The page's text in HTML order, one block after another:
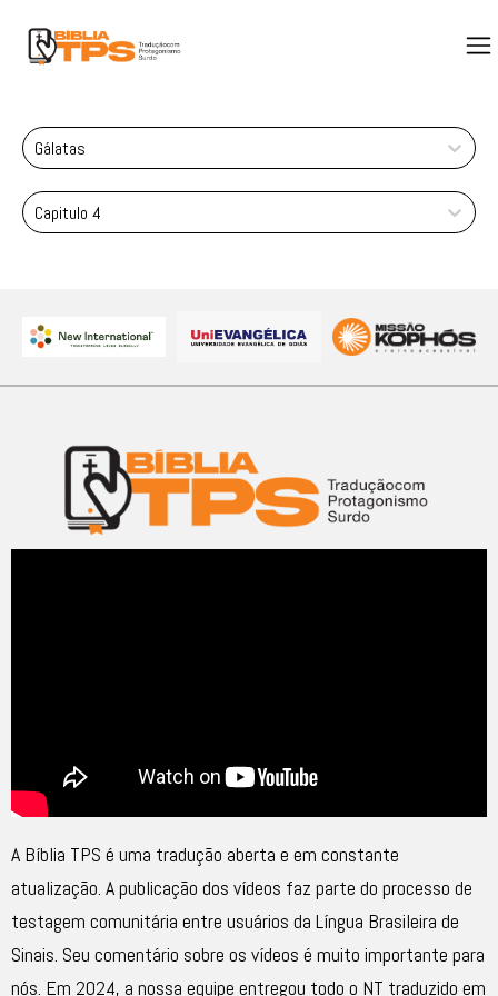
Gálatas
Capitulo 4
A Bíblia TPS é uma tradução aberta e em constante
atualização. A publicação dos vídeos faz parte do processo de
testagem comunitária entre usuários da Língua Brasileira de
Sinais. Seu comentário sobre os vídeos é muito importante para
nós. Em 2024, a nossa equipe entregou todo o NT traduzido em